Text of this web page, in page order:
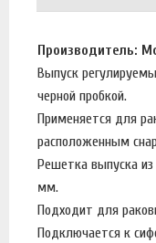
Производитель:
Выпуск
черной пробкой.
Применяется для
расположенным
Решетка выпуска
мм.
Подходит для
Подключается к